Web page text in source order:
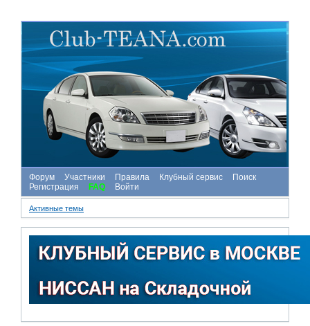
Форум Участники Правила Клубный сервис
Поиск
Регистрация
FAQ Войти
Активные темы